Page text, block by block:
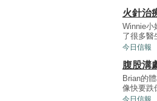
火針治
Winnie小
了很多醫
今日信報
腹股溝
Brian的
像快要跌
今日信報